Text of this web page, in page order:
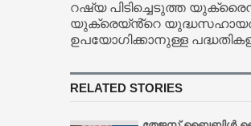
റഷ്യ പിടിച്ചെടുത്ത യുക്രൈൻ
യുക്രെയ്ൻ്റെ
ഉപയോഗിക്കാനുള്ള
RELATED STORIES